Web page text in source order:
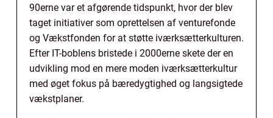
90erne var et afgørende tidspunkt, hvor der blev
taget initiativer som oprettelsen af venturefonde
og Vækstfonden for at støtte iværksætterkulturen.
Efter IT-boblens bristede i 2000erne skete der en
udvikling mod en mere moden iværksætterkultur
med øget fokus på bæredygtighed og langsigtede
vækstplaner.